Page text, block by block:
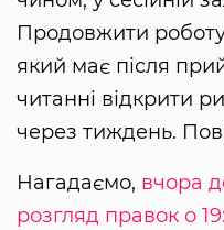
Продовжити
який має після
читанні відкрити
через тиждень.
Нагадаємо, вчора
розгляд правок о